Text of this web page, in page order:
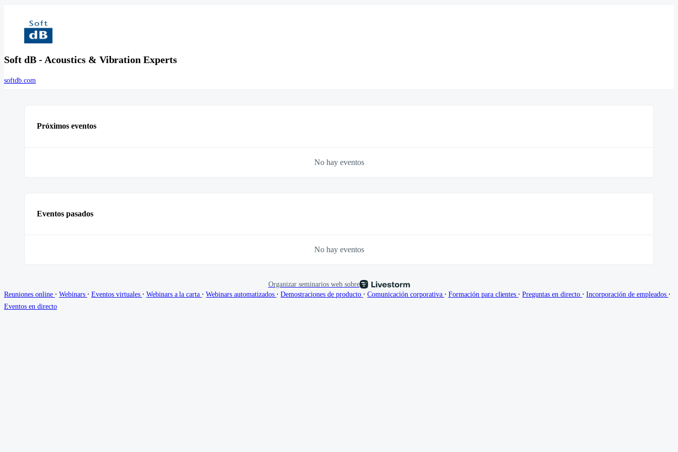
Soft dB - Acoustics & Vibration Experts
softdb.com
Próximos eventos
No hay eventos
Eventos pasados
No hay eventos
Organizar seminarios web sobre
Reuniones online ∙ Webinars ∙ Eventos virtuales ∙ Webinars a la carta ∙ Webinars automatizados ∙ Demostraciones de producto ∙ Comunicación corporativa ∙ Formación para clientes ∙ Preguntas en directo ∙ Incorporación de empleados ∙
Eventos en directo